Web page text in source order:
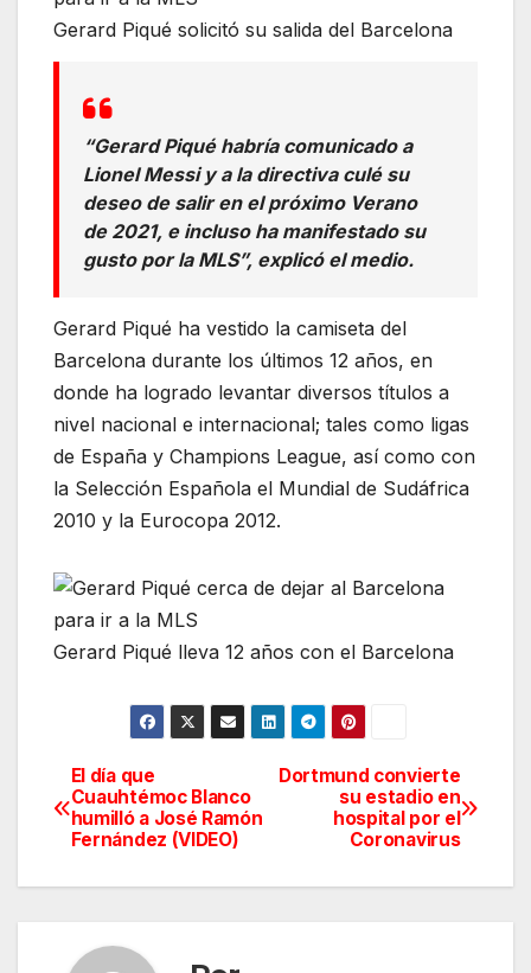
Gerard Piqué solicitó su salida del Barcelona
“Gerard Piqué habría comunicado a
Lionel Messi y a la directiva culé su
deseo de salir en el próximo Verano
de 2021, e incluso ha manifestado su
gusto por la MLS”, explicó el medio.
Gerard Piqué ha vestido la camiseta del
Barcelona durante los últimos 12 años, en
donde ha logrado levantar diversos títulos a
nivel nacional e internacional; tales como ligas
de España y Champions League, así como con
la Selección Española el Mundial de Sudáfrica
2010 y la Eurocopa 2012.
Gerard Piqué lleva 12 años con el Barcelona
Navegación
de
entradas
Dortmund convierte
su estadio en
hospital por el
Coronavirus
El día que
Cuauhtémoc Blanco
humilló a José Ramón
Fernández (VIDEO)